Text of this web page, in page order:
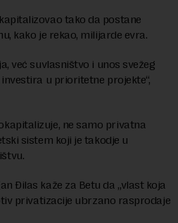
tako da postane
kako je rekao, milijarde evra.
već suvlasništvo i unos svežeg
u prioritetne projekte“,
ne samo privatna
sistem koji je takodje u
Đilas kaže za Betu da „vlast koja
privatizacije ubrzano rasprodaje